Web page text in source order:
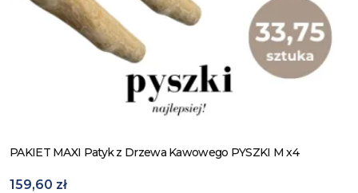
Zobacz produkt
PAKIET MAXI Patyk z Drzewa Kawowego PYSZKI M x4
159,60 zł